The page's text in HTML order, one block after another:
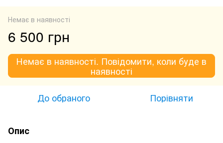
Немає в наявності
6 500 грн
Немає в наявності. Повідомити, коли буде в
наявності
До обраного Порівняти
Опис